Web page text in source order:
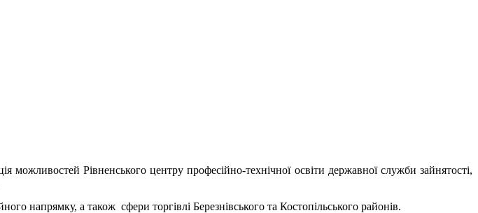
можливостей Рівненського центру професійно-технічної освіти державної служби зайнятості,
напрямку, а також сфери торгівлі Березнівського та Костопільського районів.